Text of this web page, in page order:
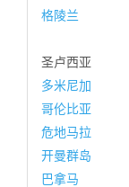
格陵兰
圣卢西亚
多米尼加
哥伦比亚
危地马拉
开曼群岛
巴拿马